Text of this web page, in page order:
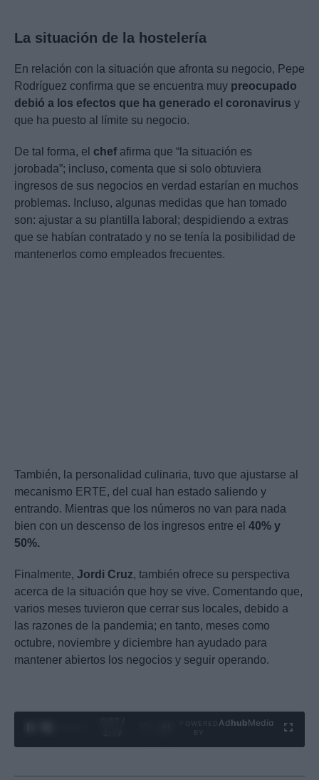
La situación de la hostelería
En relación con la situación que afronta su negocio, Pepe
Rodríguez confirma que se encuentra muy preocupado
debió a los efectos que ha generado el coronavirus y
que ha puesto al límite su negocio.
De tal forma, el chef afirma que “la situación es
jorobada”; incluso, comenta que si solo obtuviera
ingresos de sus negocios en verdad estarían en muchos
problemas. Incluso, algunas medidas que han tomado
son: ajustar a su plantilla laboral; despidiendo a extras
que se habían contratado y no se tenía la posibilidad de
mantenerlos como empleados frecuentes.
También, la personalidad culinaria, tuvo que ajustarse al
mecanismo ERTE, del cual han estado saliendo y
entrando. Mientras que los números no van para nada
bien con un descenso de los ingresos entre el 40% y
50%.
Finalmente, Jordi Cruz, también ofrece su perspectiva
acerca de la situación que hoy se vive. Comentando que,
varios meses tuvieron que cerrar sus locales, debido a
las razones de la pandemia; en tanto, meses como
octubre, noviembre y diciembre han ayudado para
mantener abiertos los negocios y seguir operando.
Ad hubMedia